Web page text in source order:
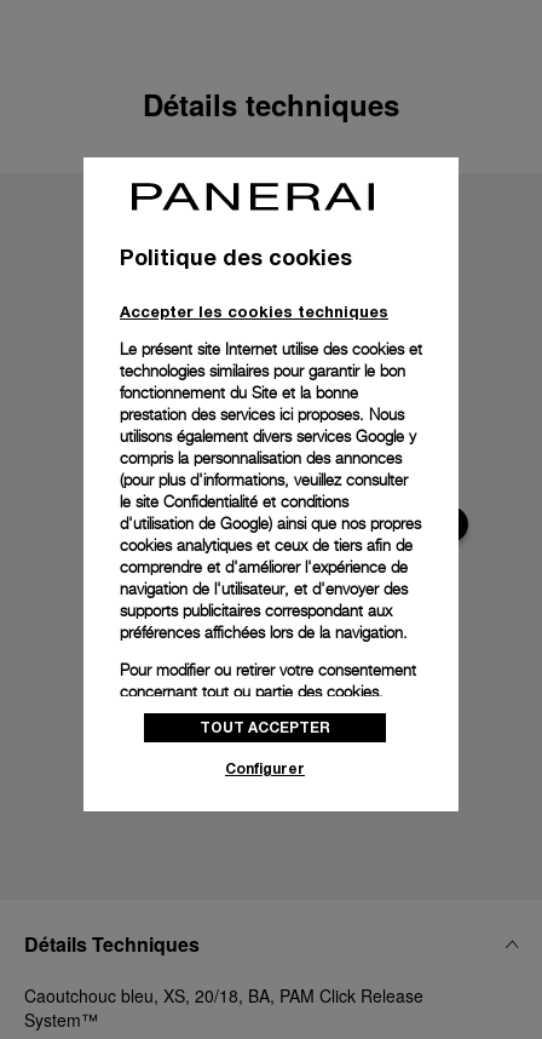
Détails techniques
Détails Techniques
Caoutchouc bleu, XS, 20/18, BA, PAM Click Release
System™
Politique des cookies
Accepter les cookies techniques
Le présent site Internet utilise des cookies et
technologies similaires pour garantir le bon
fonctionnement du Site et la bonne
prestation des services ici proposes. Nous
utilisons également divers services Google y
compris la personnalisation des annonces
(pour plus d'informations, veuillez consulter
le site Confidentialité et conditions
d'utilisation de Google) ainsi que nos propres
cookies analytiques et ceux de tiers afin de
comprendre et d'améliorer l'expérience de
navigation de l'utilisateur, et d'envoyer des
supports publicitaires correspondant aux
préférences affichées lors de la navigation.
Pour modifier ou retirer votre consentement
concernant tout ou partie des cookies,
cliquez sur « Configurer » ou consultez notre
politique des cookiespour obtenir plus
donnez votre consentement pour l’utilisation
TOUT ACCEPTER
Configurer